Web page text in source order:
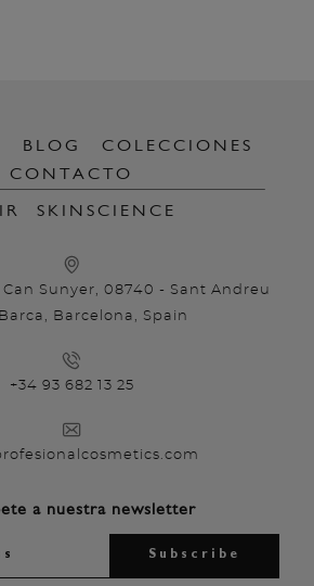
BLOG
COLECCIONES
CONTACTO
SKINSCIENCE
Can Sunyer, 08740 - Sant Andreu
Barcelona, Spain
+34 93 682 13 25
a nuestra newsletter